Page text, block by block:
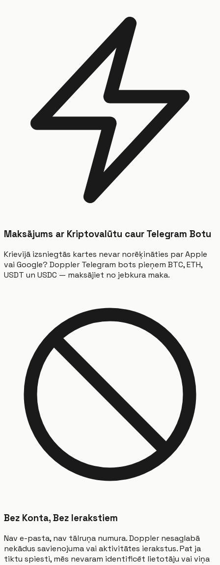
Maksājums ar Kriptovalūtu caur Telegram Botu
Krievijā izsniegtās kartes nevar norēķināties par Apple
vai Google? Doppler Telegram bots pieņem BTC, ETH,
USDT un USDC — maksājiet no jebkura maka.
Bez Konta, Bez Ierakstiem
Nav e-pasta, nav tālruņa numura. Doppler nesaglabā
nekādus savienojuma vai aktivitātes ierakstus. Pat ja
tiktu spiesti, mēs nevaram identificēt lietotāju vai viņa